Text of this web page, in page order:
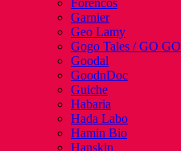
Forencos
Garnier
Geo Lamy
Gogo Tales / GO GO
Goodal
GoodnDoc
Guiche
Habaria
Hada Labo
Hamin Bio
Hanskin